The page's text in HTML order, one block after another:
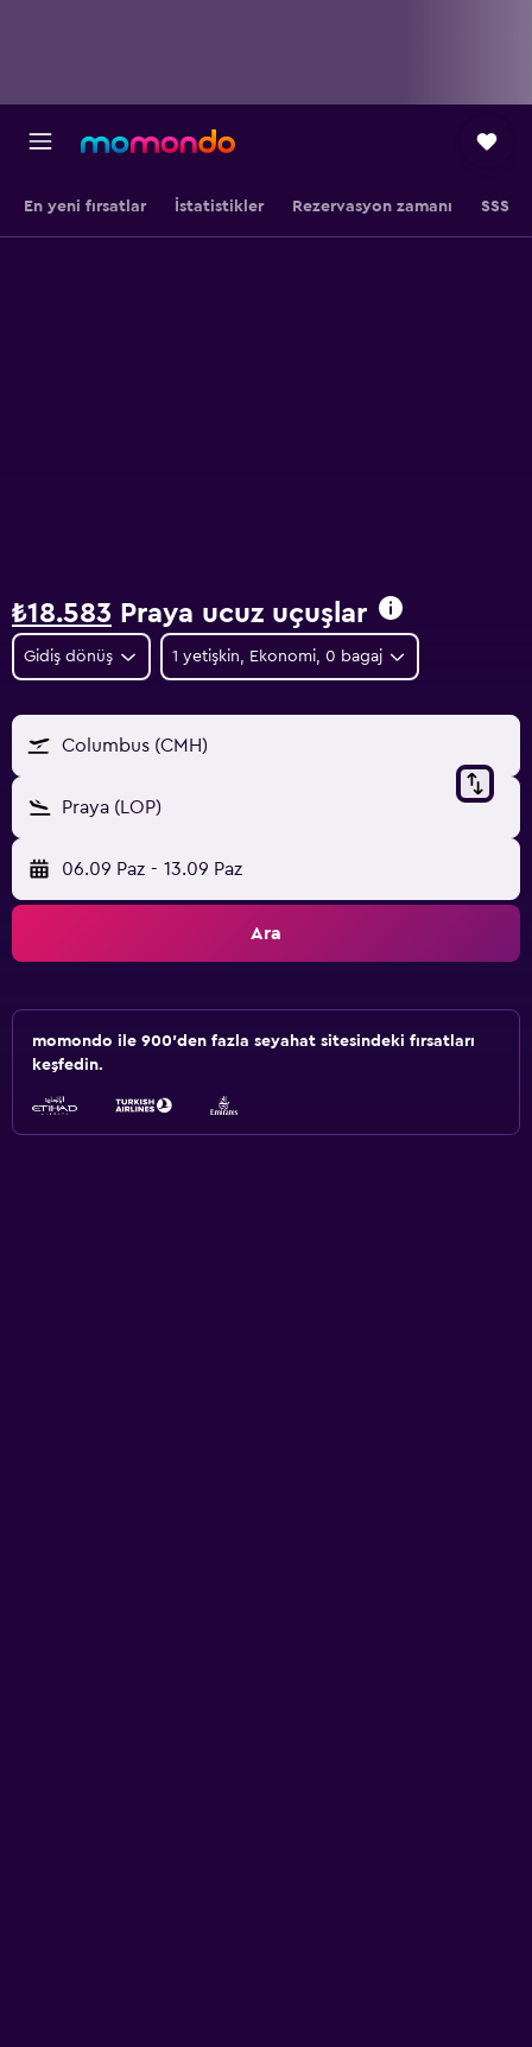
En yeni fırsatlar İstatistikler Rezervasyon zamanı SSS
₺18.583 Praya ucuz uçuşlar
Gidiş dönüş 1 yetişkin, Ekonomi, 0 bagaj
Columbus (CMH)
Praya (LOP)
06.09 Paz - 13.09 Paz
Ara
momondo ile 900'den fazla seyahat sitesindeki fırsatları
keşfedin.